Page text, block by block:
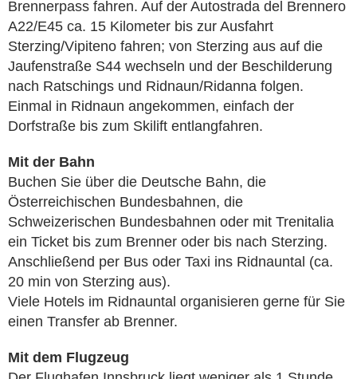
Brennerpass fahren. Auf der Autostrada del Brennero
A22/E45 ca. 15 Kilometer bis zur Ausfahrt
Sterzing/Vipiteno fahren; von Sterzing aus auf die
Jaufenstraße S44 wechseln und der Beschilderung
nach Ratschings und Ridnaun/Ridanna folgen.
Einmal in Ridnaun angekommen, einfach der
Dorfstraße bis zum Skilift entlangfahren.
Mit der Bahn
Buchen Sie über die Deutsche Bahn, die
Österreichischen Bundesbahnen, die
Schweizerischen Bundesbahnen oder mit Trenitalia
ein Ticket bis zum Brenner oder bis nach Sterzing.
Anschließend per Bus oder Taxi ins Ridnauntal (ca.
20 min von Sterzing aus).
Viele Hotels im Ridnauntal organisieren gerne für Sie
einen Transfer ab Brenner.
Mit dem Flugzeug